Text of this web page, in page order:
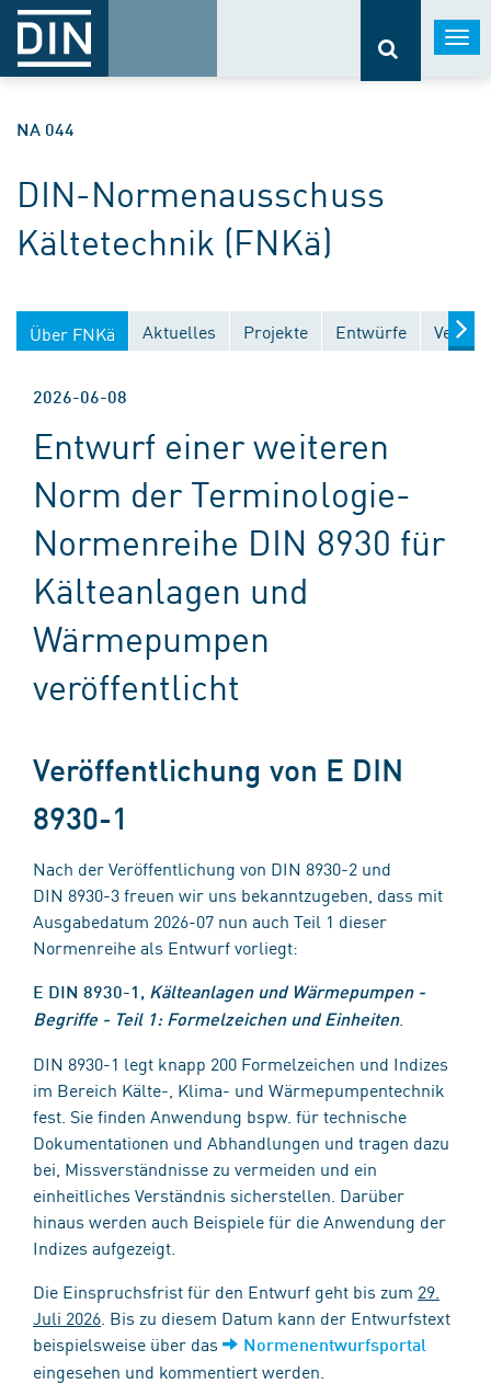
NA 044
DIN-Normenausschuss
Kältetechnik (FNKä)
Über FNKä Aktuelles Projekte Entwürfe
2026-06-08
Entwurf einer weiteren
Norm der Terminologie-
Normenreihe DIN 8930 für
Kälteanlagen und
Wärmepumpen
veröffentlicht
Veröffentlichung von E DIN
8930-1
Nach der Veröffentlichung von DIN 8930-2 und
DIN 8930-3 freuen wir uns bekanntzugeben, dass mit
Ausgabedatum 2026-07 nun auch Teil 1 dieser
Normenreihe als Entwurf vorliegt:
E DIN 8930-1, Kälteanlagen und Wärmepumpen -
Begriffe - Teil 1: Formelzeichen und Einheiten.
DIN 8930-1 legt knapp 200 Formelzeichen und Indizes
im Bereich Kälte-, Klima- und Wärmepumpentechnik
fest. Sie finden Anwendung bspw. für technische
Dokumentationen und Abhandlungen und tragen dazu
bei, Missverständnisse zu vermeiden und ein
einheitliches Verständnis sicherstellen. Darüber
hinaus werden auch Beispiele für die Anwendung der
Indizes aufgezeigt.
Die Einspruchsfrist für den Entwurf geht bis zum 29.
Juli 2026 . Bis zu diesem Datum kann der Entwurfstext
beispielsweise über das
Normenentwurfsportal
eingesehen und kommentiert werden.